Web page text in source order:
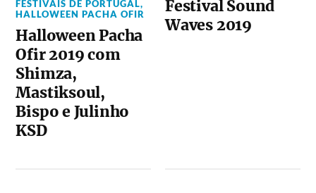
FESTIVAIS DE PORTUGAL,
HALLOWEEN PACHA OFIR
Halloween Pacha
Ofir 2019 com
Shimza,
Mastiksoul,
Bispo e Julinho
KSD
Festival Sound
Waves 2019